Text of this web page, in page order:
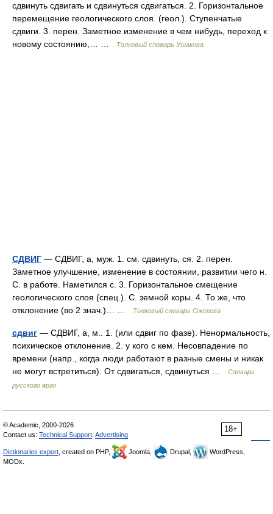
сдвинуть сдвигать и сдвинуться сдвигаться. 2. Горизонтальное
перемещение геологического слоя. (геол.). Ступенчатые
сдвиги. 3. перен. Заметное изменение в чем нибудь, переход к
новому состоянию,… …
Толковый словарь Ушакова
СДВИГ — СДВИГ, а, муж. 1. см. сдвинуть, ся. 2. перен.
Заметное улучшение, изменение в состоянии, развитии чего н.
С. в работе. Наметился с. 3. Горизонтальное смещение
геологического слоя (спец.). С. земной коры. 4. То же, что
отклонение (во 2 знач.)… …
Толковый словарь Ожегова
сдвиг — СДВИГ, а, м.. 1. (или сдвиг по фазе). Ненормальность,
психическое отклонение. 2. у кого с кем. Несовпадение по
времени (напр., когда люди работают в разные смены и никак
не могут встретиться). От сдвигаться, сдвинуться …
Словарь
русского арго
18+
© Academic, 2000-2026
Contact us: Technical Support Advertising
Dictionaries export , created on PHP, Joomla, Drupal,
WordPress,
MODx.